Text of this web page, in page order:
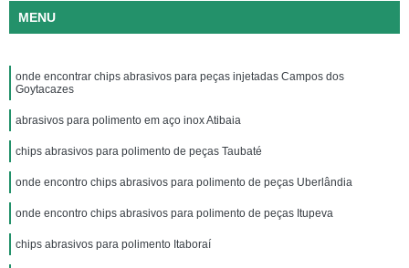
MENU
onde encontrar chips abrasivos para peças injetadas Campos dos
Goytacazes
abrasivos para polimento em aço inox Atibaia
chips abrasivos para polimento de peças Taubaté
onde encontro chips abrasivos para polimento de peças Uberlândia
onde encontro chips abrasivos para polimento de peças Itupeva
chips abrasivos para polimento Itaboraí